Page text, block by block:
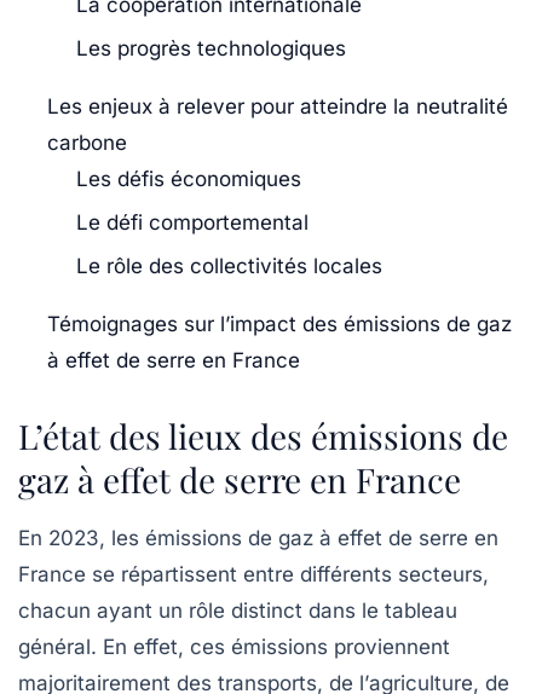
La coopération internationale
Les progrès technologiques
Les enjeux à relever pour atteindre la neutralité
carbone
Les défis économiques
Le défi comportemental
Le rôle des collectivités locales
Témoignages sur l’impact des émissions de gaz
à effet de serre en France
L’état des lieux des émissions de
gaz à effet de serre en France
En 2023, les émissions de gaz à effet de serre en
France se répartissent entre différents secteurs,
chacun ayant un rôle distinct dans le tableau
général. En effet, ces émissions proviennent
majoritairement des transports, de l’agriculture, de